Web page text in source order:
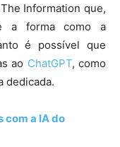
Information que,
a forma como a
é possível que
ao ChatGPT, como
dedicada.
com a IA do